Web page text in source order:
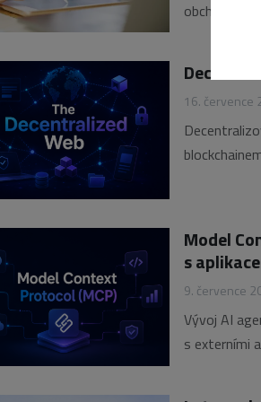
obchodními
pojmů,
16. července
Model
s
9. července
Vývoj AI
s externími